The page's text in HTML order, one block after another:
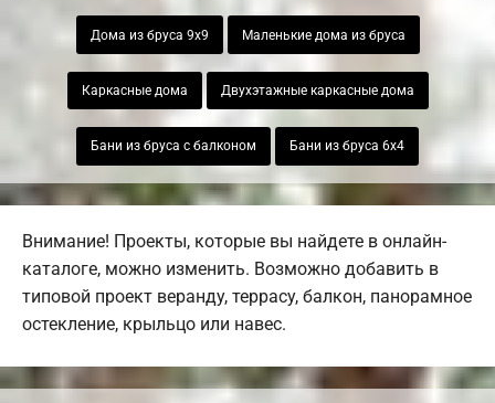
Дома из бруса 9х9 Маленькие дома из бруса
Каркасные дома Двухэтажные каркасные дома
Бани из бруса с балконом Бани из бруса 6х4
Внимание! Проекты, которые вы найдете в онлайн-
каталоге, можно изменить. Возможно добавить в
типовой проект веранду, террасу, балкон, панорамное
остекление, крыльцо или навес.